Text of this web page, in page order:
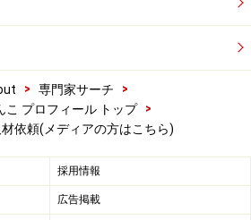
> 専門家サーチ
>
こ プロフィール トップ
>
依頼(メディアの方はこちら)
採用情報
広告掲載